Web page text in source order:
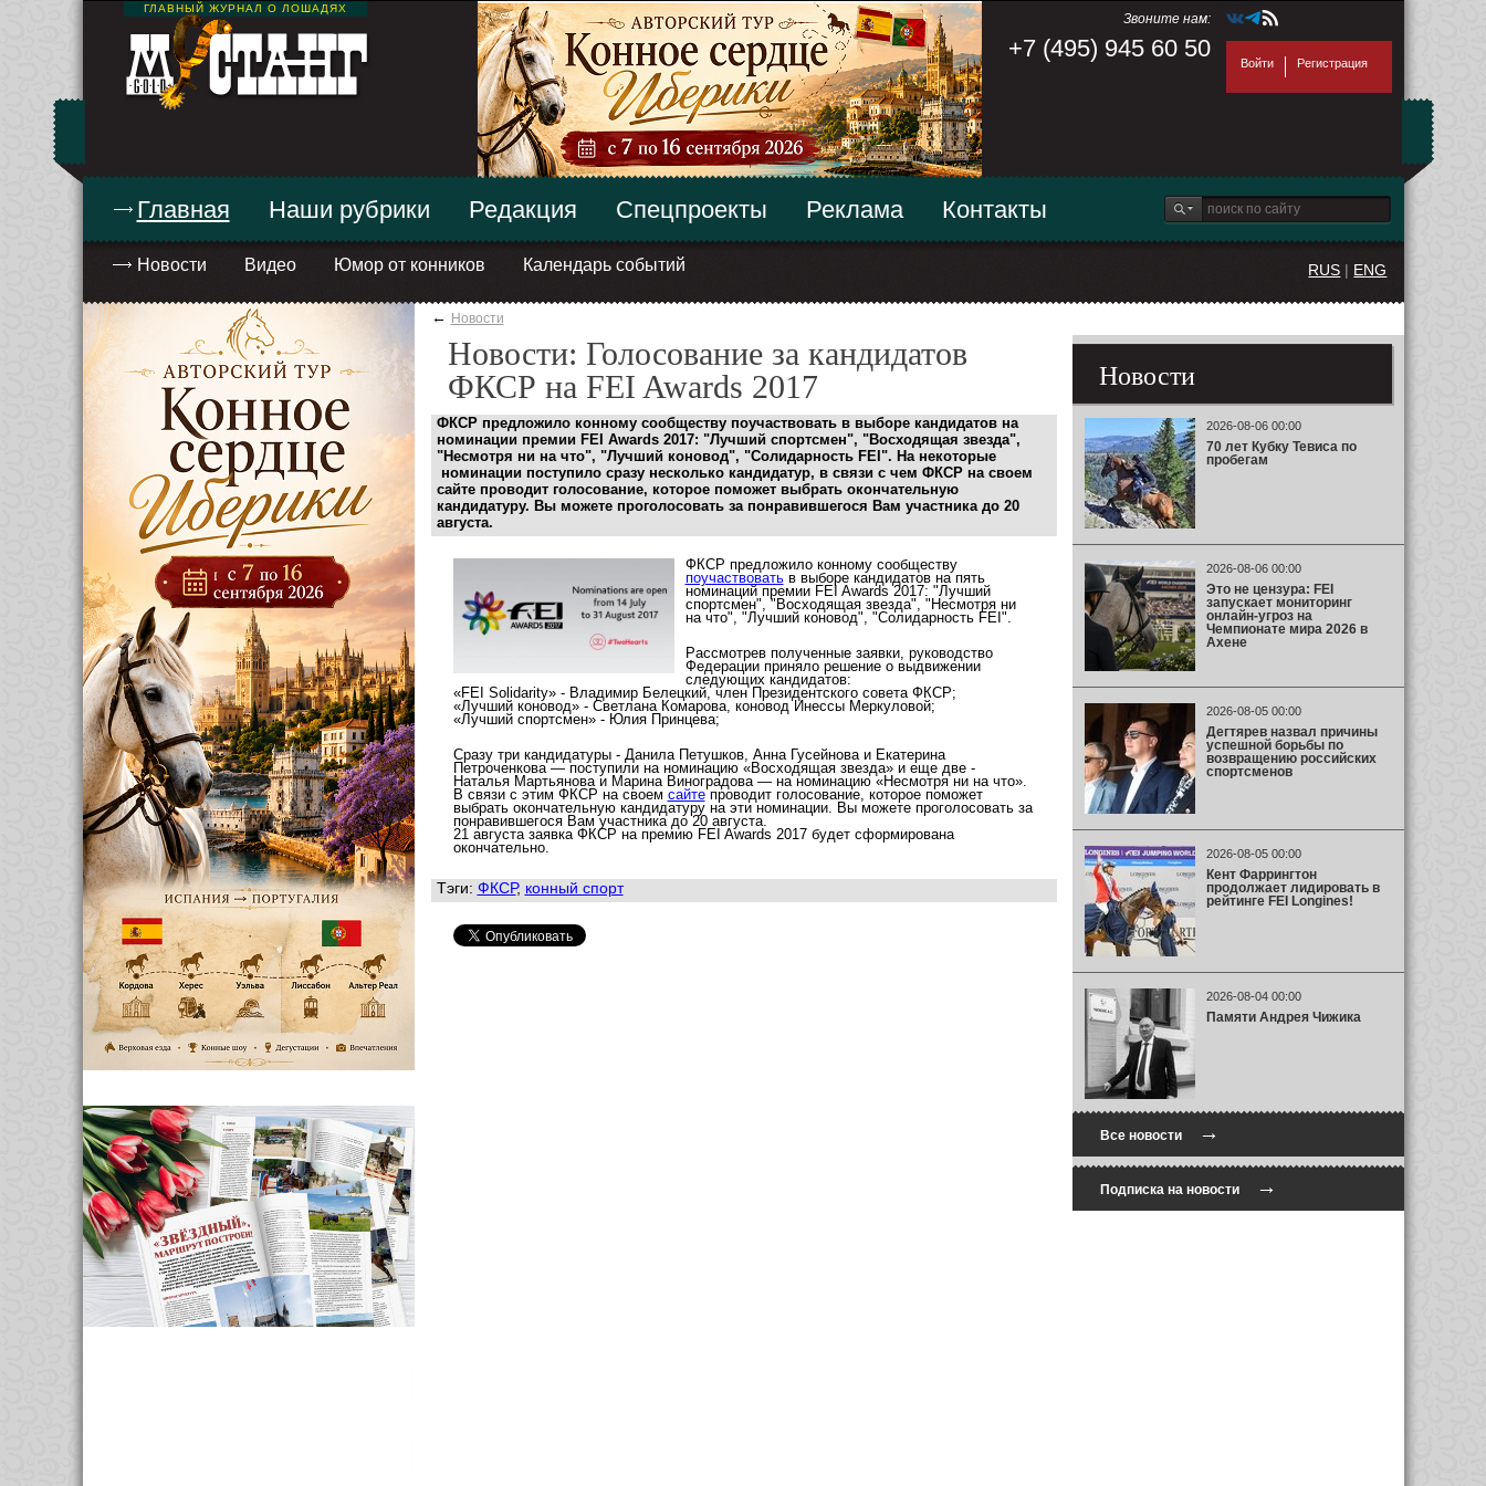
ГЛАВНЫЙ ЖУРНАЛ О ЛОШАДЯХ
Звоните нам:
+7 (495) 945 60 50
Войти Регистрация
Главная
Новости Видео Юмор от конников Календарь событий
Наши рубрики Редакция Спецпроекты Реклама Контакты
RUS | ENG
← Новости
Новости: Голосование за кандидатов
ФКСР на FEI Awards 2017
ФКСР предложило конному сообществу поучаствовать в выборе кандидатов на
номинации премии FEI Awards 2017: "Лучший спортсмен", "Восходящая звезда",
"Несмотря ни на что", "Лучший коновод", "Солидарность FEI". На некоторые
номинации поступило сразу несколько кандидатур, в связи с чем ФКСР на своем
сайте проводит голосование, которое поможет выбрать окончательную
кандидатуру. Вы можете проголосовать за понравившегося Вам участника до 20
августа.
ФКСР предложило конному сообществу
поучаствоватьв выборе кандидатов на пять
номинаций премии FEI Awards 2017: "Лучший
спортсмен", "Восходящая звезда", "Несмотря ни
на что", "Лучший коновод", "Солидарность FEI".
Рассмотрев полученные заявки, руководство
Федерации приняло решение о выдвижении
следующих кандидатов:
«FEI Solidarity» - Владимир Белецкий, член Президентского совета ФКСР;
«Лучший коновод» - Светлана Комарова, коновод Инессы Меркуловой;
«Лучший спортсмен» - Юлия Принцева;
Сразу три кандидатуры - Данила Петушков, Анна Гусейнова и Екатерина
Петроченкова — поступили на номинацию «Восходящая звезда» и еще две -
Наталья Мартьянова и Марина Виноградова — на номинацию «Несмотря ни на что».
В связи с этим ФКСР на своем сайтепроводит голосование, которое поможет
выбрать окончательную кандидатуру на эти номинации. Вы можете проголосовать за
понравившегося Вам участника до 20 августа.
21 августа заявка ФКСР на премию FEI Awards 2017 будет сформирована
окончательно.
Тэги: ФКСР, конный спорт
Новости
2026-08-06 00:00
70 лет Кубку Тевиса по
пробегам
2026-08-06 00:00
Это не цензура: FEI
запускает мониторинг
онлайн-угроз на
Чемпионате мира 2026 в
Ахене
2026-08-05 00:00
Дегтярев назвал причины
успешной борьбы по
возвращению российских
спортсменов
2026-08-05 00:00
Кент Фаррингтон
продолжает лидировать в
рейтинге FEI Longines!
2026-08-04 00:00
Памяти Андрея Чижика
Все новости→
Подписка на новости→